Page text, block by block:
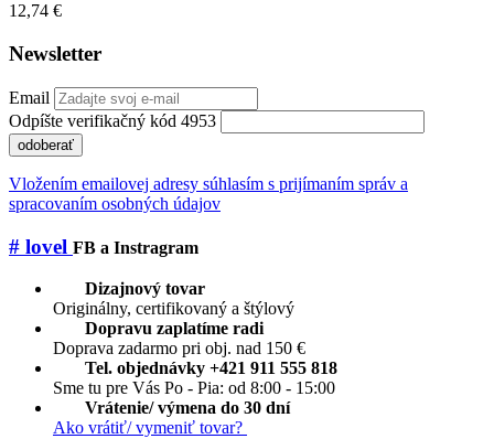
12,74 €
Newsletter
Email
Odpíšte verifikačný kód 4953
odoberať
Vložením emailovej adresy súhlasím s prijímaním správ a
spracovaním osobných údajov
# lovel FB a Instragram
Dizajnový tovar
Originálny, certifikovaný a štýlový
Dopravu zaplatíme radi
Doprava zadarmo pri obj. nad 150 €
Tel. objednávky +421 911 555 818
Sme tu pre Vás Po - Pia: od 8:00 - 15:00
Vrátenie/ výmena do 30 dní
Ako vrátiť/ vymeniť tovar?